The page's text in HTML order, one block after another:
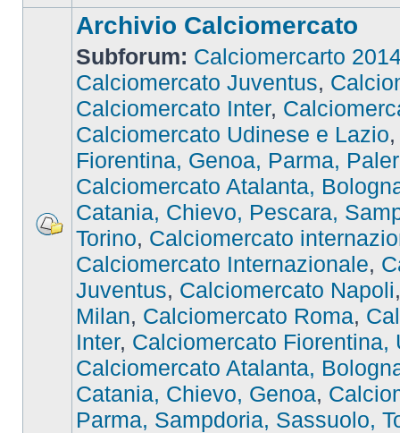
Archivio Calciomercato
Subforum: Calciomercarto
Calciomercato Juventus,
Calciomercato Inter,
Calciomercato Udinese e Lazio
Fiorentina, Genoa, Parma,
Calciomercato Atalanta,
Catania, Chievo, Pescara,
Torino, Calciomercato
Calciomercato Internazionale,
Juventus, Calciomercato Napoli
Milan, Calciomercato Roma,
Inter, Calciomercato Fiorentina,
Calciomercato Atalanta,
Catania, Chievo, Genoa,
Parma, Sampdoria, Sassuolo,